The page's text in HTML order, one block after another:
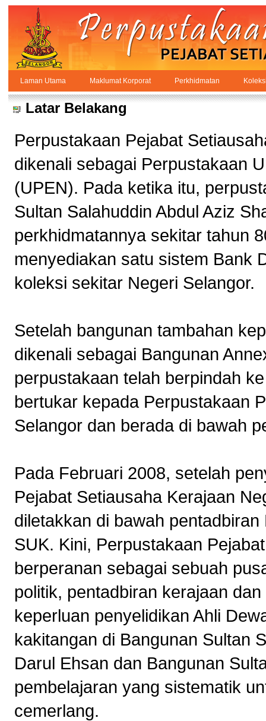
Skip to Content
PPSUKSEL
Maklumat Korporat
Laman Utama Maklumat Korporat Perkhidmatan
Latar Belakang
Perpustakaan Pejabat
dikenali sebagai Perpustakaan
(UPEN). Pada ketika itu,
Sultan Salahuddin Abdul Aziz
perkhidmatannya sekitar tahun
menyediakan satu sistem Bank
koleksi sekitar Negeri Selangor.
Setelah bangunan tambahan
dikenali sebagai Bangunan
perpustakaan telah berpindah
bertukar kepada Perpustakaan
Selangor dan berada di bawah
Pada Februari 2008, setelah
Pejabat Setiausaha Kerajaan
diletakkan di bawah
SUK. Kini, Perpustakaan
berperanan sebagai sebuah
politik, pentadbiran kerajaan
keperluan penyelidikan Ahli
kakitangan di Bangunan Sultan
Darul Ehsan dan Bangunan
pembelajaran yang sistematik
cemerlang.